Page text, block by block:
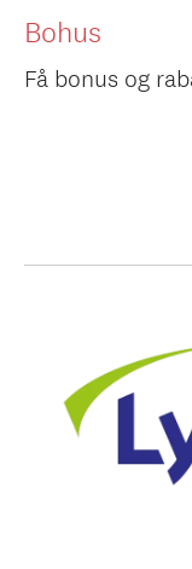
Bohus
Få bonus og